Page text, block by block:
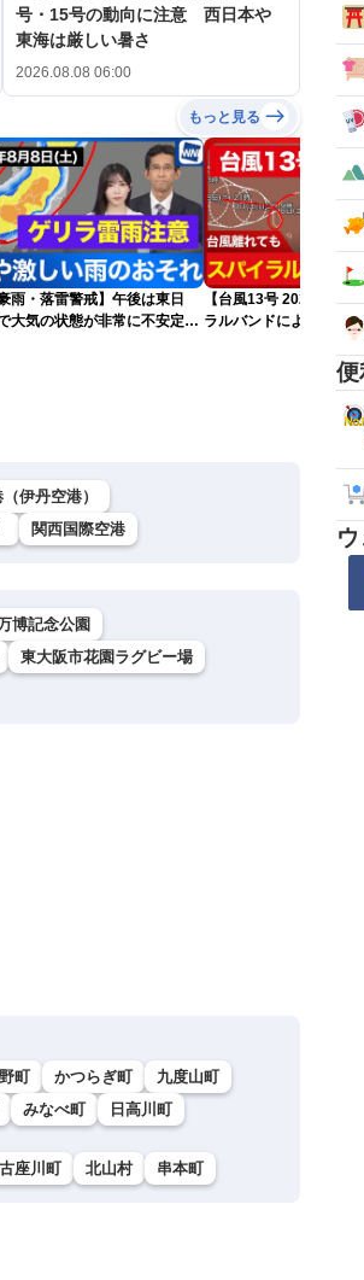
号・15号の動向に注意 西日本や
東海は厳しい暑さ
2026.08.08 06:00
もっと見る
雨・落雷警戒】午後は東日
大気の状態が非常に不安定に
【台風13号 2026】台風
ラルバンドによる大雨
伊丹空港）
関西国際空港
博記念公園
東大阪市花園ラグビー場
町 かつらぎ町
九度山町
みなべ町 日高川町
古座川町 北山村 串本町
便